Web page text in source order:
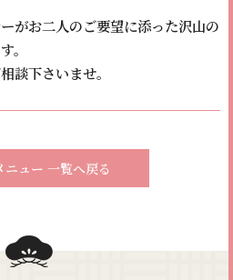
がお二人のご要望に添った沢山の
。
談下さいませ。
ニュー 一覧へ戻る